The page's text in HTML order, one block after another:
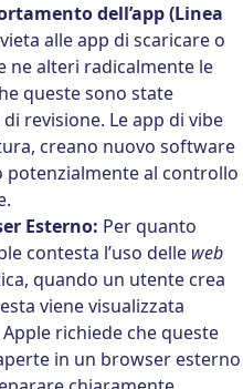
dell’app (Linea
alle app di scaricare o
ne alteri radicalmente le
queste sono state
revisione. Le app di vibe
creano nuovo software
potenzialmente al controllo
Esterno: Per quanto
contesta l’uso delle web
quando un utente crea
viene visualizzata
richiede che queste
in un browser esterno